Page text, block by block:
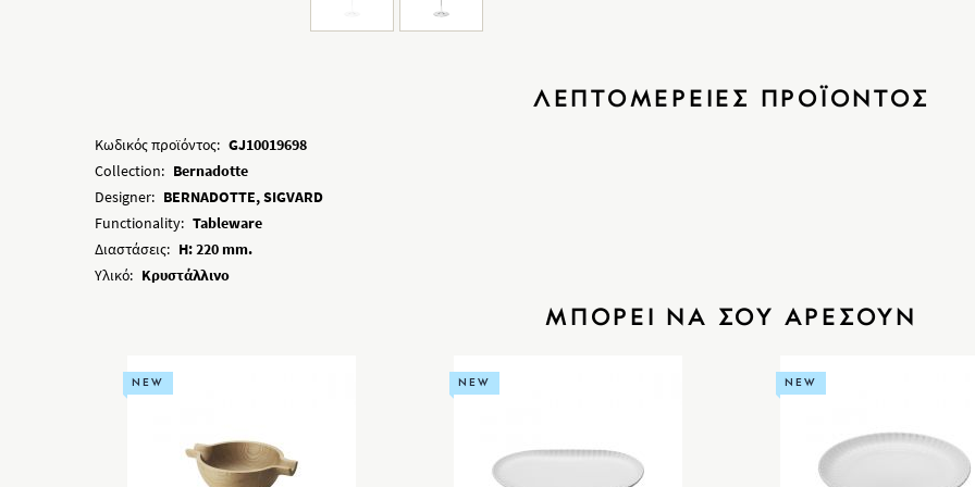
ΛΕΠΤΟΜΕΡΕΙΕΣ ΠΡΟΪΟΝΤΟΣ
Κωδικός προϊόντος: GJ10019698
Collection: Bernadotte
Designer: BERNADOTTE, SIGVARD
Functionality: Tableware
Διαστάσεις: H: 220 mm.
Υλικό: Κρυστάλλινο
ΜΠΟΡΕΙ ΝΑ ΣΟΥ ΑΡΕΣΟΥΝ
NEW NEW NEW